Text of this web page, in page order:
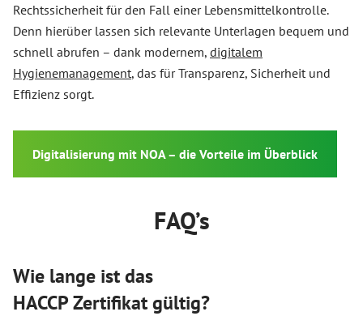
Rechtssicherheit für den Fall einer Lebensmittelkontrolle.
Denn hierüber lassen sich relevante Unterlagen bequem und
schnell abrufen – dank modernem, digitalem
Hygienemanagement, das für Transparenz, Sicherheit und
Effizienz sorgt.
Digitalisierung mit NOA – die Vorteile im Überblick
FAQ’s
Wie lange ist das
HACCP Zertifikat gültig?